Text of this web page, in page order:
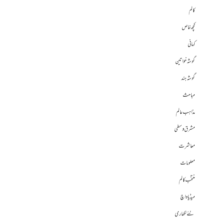
کالم
کچھ خاص
کہانی
گوشہ خواتین
گوشہ ہند
مباحث
مذاہب عالم
مشرق وسطی
معاشرت
معلومات
منتخب کالم
میڈیا واچ
نئے لکھاری